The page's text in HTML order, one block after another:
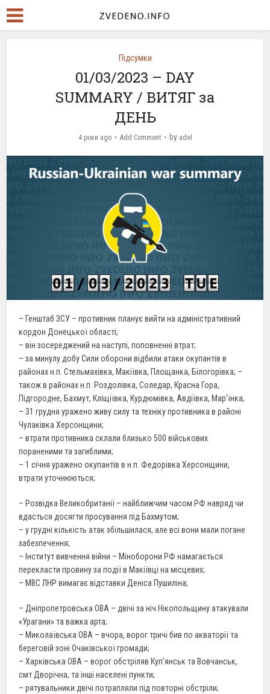
Підсумки
01/03/2023 – DAY
SUMMARY / ВИТЯГ за
ДЕНЬ
4 роки ago Add Comment by adel
– Генштаб ЗСУ – противник планує вийти на адміністративний
кордон Донецької області;
– він зосереджений на наступі, поповненні втрат;
– за минулу добу Сили оборони відбили атаки окупантів в
районах н.п. Стельмахівка, Макіївка, Площанка, Білогорівка; –
також в районах н.п. Роздолівка, Соледар, Красна Гора,
Підгородне, Бахмут, Кліщіївка, Курдюмівка, Авдіївка, Мар’їнка;
– 31 грудня уражено живу силу та техніку противника в районі
Чулаківка Херсонщини;
– втрати противника склали близько 500 військових
пораненими та загиблими;
– 1 січня уражено окупантів в н.п. Федорівка Херсонщини,
втрати уточнюються;
– Розвідка Великобританії – найближчим часом РФ навряд чи
вдасться досягти просування під Бахмутом;
– у грудні кількість атак збільшилася, але всі вони мали погане
забезпечення;
– Інститут вивчення війни – Міноборони РФ намагається
перекласти провину за події в Макіївці на місцевих;
– МВС ЛНР вимагає відставки Деніса Пушиліна;
– Дніпропетровська ОВА – двічі за ніч Нікопольщину атакували
«Урагани» та важка арта;
– Миколаївська ОВА – вчора, ворог тричі бив по акваторії та
береговій зоні Очаківської громади;
– Харківська ОВА – ворог обстріляв Куп’янськ та Вовчанськ,
смт Дворічна, та інші населені пункти;
– рятувальники двічі потрапляли під повторні обстріли;